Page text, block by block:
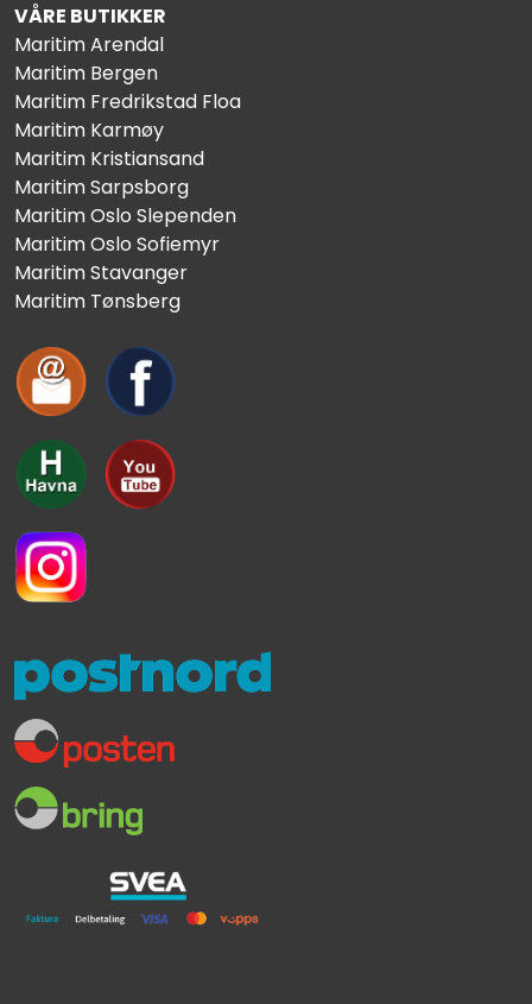
VÅRE BUTIKKER
Maritim Arendal
Maritim Bergen
Maritim Fredrikstad Floa
Maritim Karmøy
Maritim Kristiansand
Maritim Sarpsborg
Maritim Oslo Slependen
Maritim Oslo Sofiemyr
Maritim Stavanger
Maritim Tønsberg